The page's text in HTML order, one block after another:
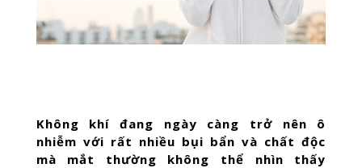
Không khí đang ngày càng trở nên ô
nhiễm với rất nhiều bụi bẩn và chất độc
mà mắt thường không thể nhìn thấy